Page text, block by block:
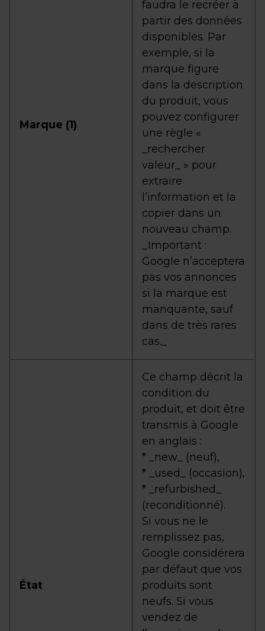
Marque (1)
faudra le recréer à
partir des données
disponibles. Par
exemple, si la
marque figure
dans la description
du produit, vous
pouvez configurer
une règle «
_rechercher
valeur_ » pour
extraire
l’information et la
copier dans un
nouveau champ.
_Important :
Google n’acceptera
pas vos annonces
si la marque est
manquante, sauf
dans de très rares
cas._
État
Ce champ décrit la
condition du
produit, et doit être
transmis à Google
en anglais :
* _new_ (neuf),
* _used_ (occasion),
* _refurbished_
(reconditionné).
Si vous ne le
remplissez pas,
Google considérera
par défaut que vos
produits sont
neufs. Si vous
vendez de